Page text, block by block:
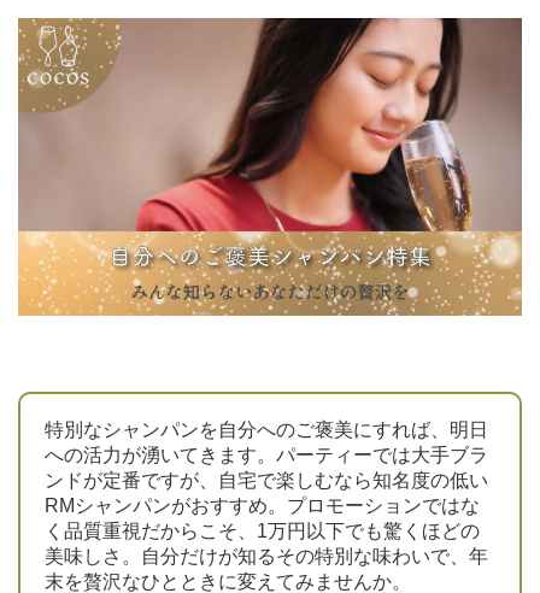
特別なシャンパンを自分へのご褒美にすれば、明日
への活力が湧いてきます。パーティーでは大手ブラ
ンドが定番ですが、自宅で楽しむなら知名度の低い
RMシャンパンがおすすめ。プロモーションではな
く品質重視だからこそ、1万円以下でも驚くほどの
美味しさ。自分だけが知るその特別な味わいで、年
末を贅沢なひとときに変えてみませんか。